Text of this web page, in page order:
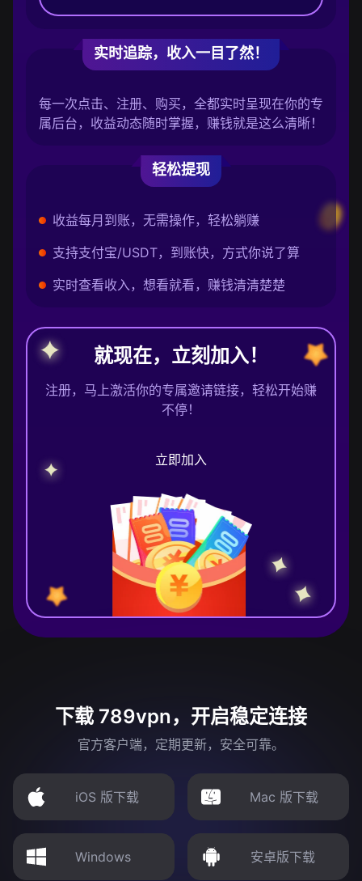
实时追踪，收入一目了然！
每一次点击、注册、购买，全都实时呈现在你的专
属后台，收益动态随时掌握，赚钱就是这么清晰！
轻松提现
收益每月到账，无需操作，轻松躺赚
支持支付宝/USDT，到账快，方式你说了算
实时查看收入，想看就看，赚钱清清楚楚
就现在，立刻加入！
注册，马上激活你的专属邀请链接，轻松开始赚
不停！
立即加入
下载 789vpn，开启稳定连接
官方客户端，定期更新，安全可靠。
iOS 版下载 Mac 版下载
Windows 安卓版下载